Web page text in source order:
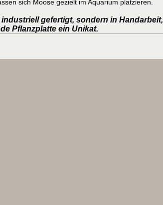
sich Moose gezielt im Aquarium platzieren.
gefertigt, sondern in Handarbeit,
Pflanzplatte ein Unikat.